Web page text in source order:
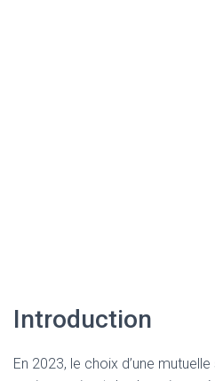
Introduction
En 2023, le choix d’une